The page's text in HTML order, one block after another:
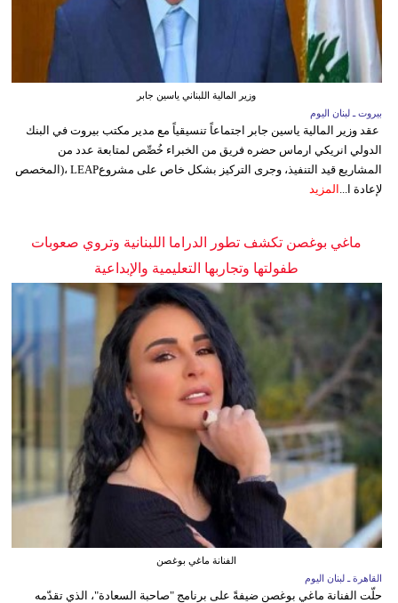
وزير المالية اللبناني ياسين جابر
بيروت ـ لبنان اليوم
عقد وزير المالية ياسين جابر اجتماعاً تنسيقياً مع مدير مكتب بيروت في البنك
الدولي انريكي ارماس حضره فريق من الخبراء خُصِّص لمتابعة عدد من
المشاريع قيد التنفيذ، وجرى التركيز بشكل خاص على مشروعLEAP ،(المخصص
لإعادة ا...
المزيد
ماغي بوغصن تكشف تطور الدراما اللبنانية وتروي صعوبات
طفولتها وتجاربها التعليمية والإبداعية
الفنانة ماغي بوغصن
القاهرة ـ لبنان اليوم
حلّت الفنانة ماغي بوغصن ضيفةً على برنامج "صاحبة السعادة"، الذي تقدّمه